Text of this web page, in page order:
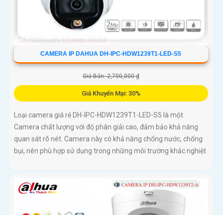
CAMERA IP DAHUA DH-IPC-HDW1239T1-LED-S5
Giá Bán: 2,700,000 ₫
Giá Khuyến Mại: 30%
Loại camera giá rẻ DH-IPC-HDW1239T1-LED-S5 là một
Camera chất lượng với độ phân giải cao, đảm bảo khả năng
quan sát rõ nét. Camera này có khả năng chống nước, chống
bụi, nên phù hợp sử dụng trong những môi trường khắc nghiệt